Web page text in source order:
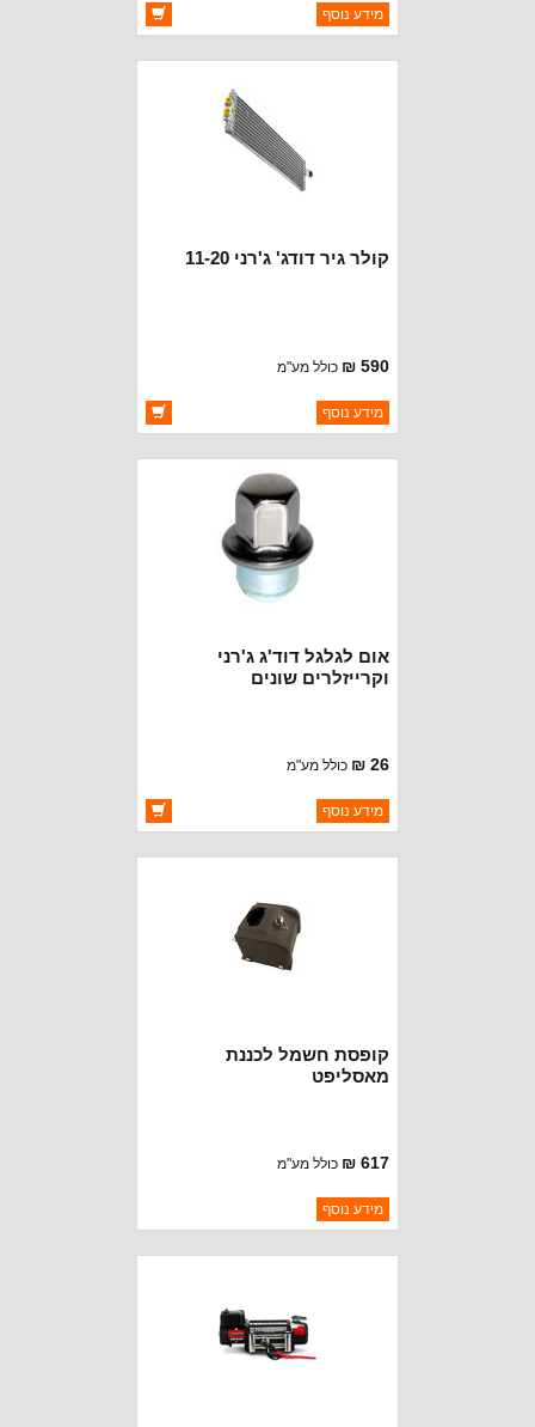
ברקוד: 68068866AB
יצרן:OAKMAN OFFROAD
מידע נוסף
קולר גיר דודג' ג'רני 11-20
590 ₪ כולל מע"מ
ברקוד: 5058935AB
יצרן:OAKMAN OFFROAD
מידע נוסף
אום לגלגל דוד'ג ג'רני
וקרייזלרים שונים
26 ₪ כולל מע"מ
ברקוד: 6504672
יצרן:CROWN AUTOMOTIVE
מידע נוסף
קופסת חשמל לכננת
מאסליפט
617 ₪ כולל מע"מ
ברקוד: BJ2810
יצרן:MUSCLELIFT
מידע נוסף